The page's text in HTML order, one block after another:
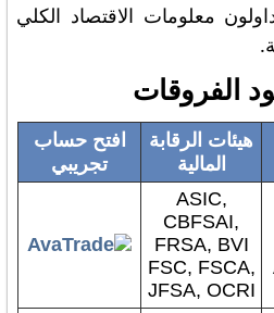
معلومات الاقتصاد الكلي
الفروقات
هيئات الرقابة
المالية
افتح حساب
تجريبي
ASIC,
CBFSAI,
FRSA, BVI
FSC, FSCA,
JFSA, OCRI